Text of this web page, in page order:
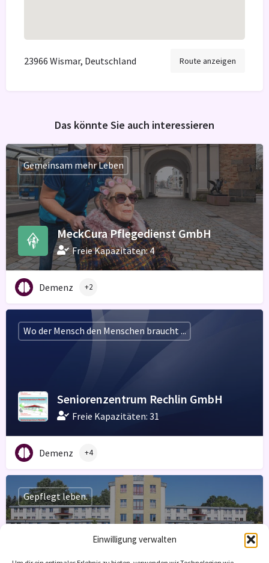
Einwilligung verwalten
23966 Wismar, Deutschland Route anzeigen
Das könnte Sie auch interessieren
MeckCura Pflegedienst GmbH
Freie Kapazitäten: 4
Gemeinsam mehr Leben
Demenz +2
Seniorenzentrum Rechlin GmbH
Freie Kapazitäten: 31
Wo der Mensch den Menschen braucht ...
Demenz +4
Gepflegt leben.